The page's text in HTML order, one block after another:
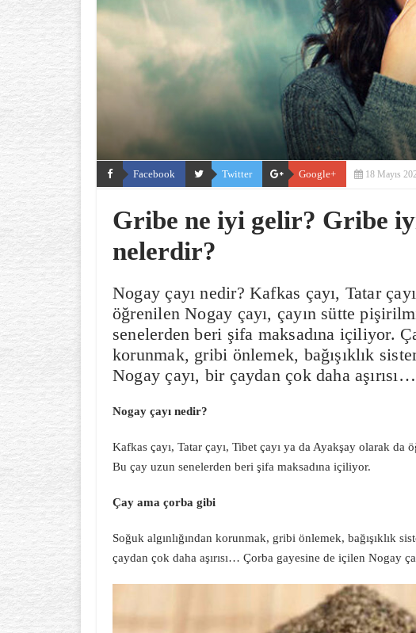
Facebook Twitter Google+ 18 Mayıs
Gribe ne iyi gelir? Gribe
nelerdir?
Nogay çayı nedir? Kafkas çayı, Tatar
öğrenilen Nogay çayı, çayın sütte
senelerden beri şifa maksadına içiliyor.
korunmak, gribi önlemek, bağışıklık
Nogay çayı, bir çaydan çok daha
Nogay çayı nedir?
Kafkas çayı, Tatar çayı, Tibet çayı ya da Ayakşay olarak da
Bu çay uzun senelerden beri şifa maksadına içiliyor.
Çay ama çorba gibi
Soğuk algınlığından korunmak, gribi önlemek, bağışıklık
çaydan çok daha aşırısı… Çorba gayesine de içilen Nogay